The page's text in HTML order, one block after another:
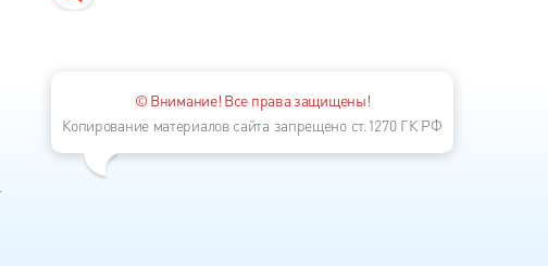
© Внимание! Все права защищены!
Копирование материалов сайта запрещено ст.1270 ГК РФ